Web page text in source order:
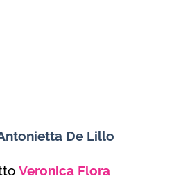
De Lillo
Veronica Flora